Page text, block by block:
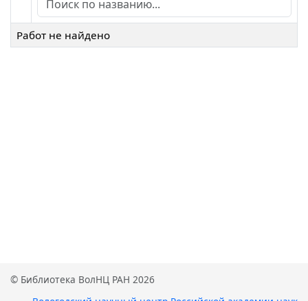
Работ не найдено
© Библиотека ВолНЦ РАН 2026